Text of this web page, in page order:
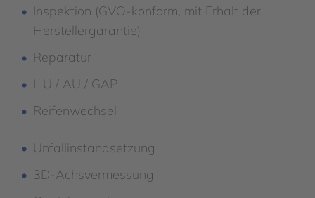
Inspektion (GVO-konform, mit Erhalt der
Herstellergarantie)
Reparatur
HU / AU / GAP
Reifenwechsel
Unfallinstandsetzung
3D-Achsvermessung